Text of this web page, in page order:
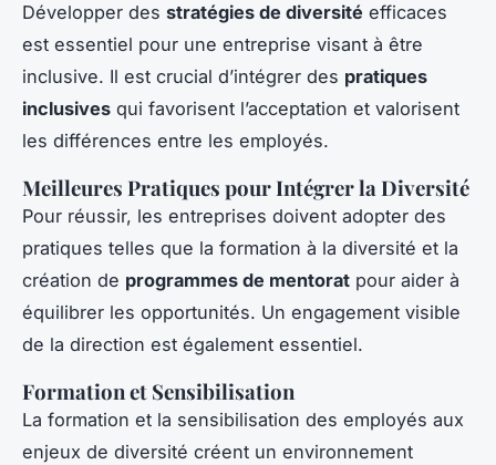
Développer des stratégies de diversité efficaces
est essentiel pour une entreprise visant à être
inclusive. Il est crucial d’intégrer des pratiques
inclusives qui favorisent l’acceptation et valorisent
les différences entre les employés.
Meilleures Pratiques pour Intégrer la Diversité
Pour réussir, les entreprises doivent adopter des
pratiques telles que la formation à la diversité et la
création de programmes de mentorat pour aider à
équilibrer les opportunités. Un engagement visible
de la direction est également essentiel.
Formation et Sensibilisation
La formation et la sensibilisation des employés aux
enjeux de diversité créent un environnement